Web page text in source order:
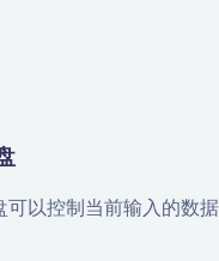
可以控制当前输入的数